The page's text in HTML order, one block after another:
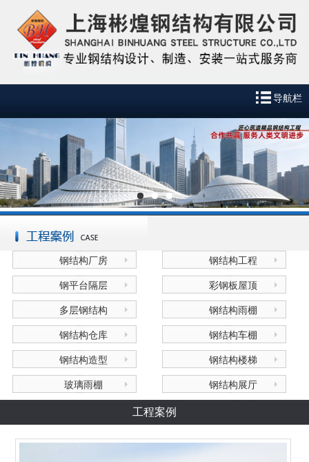
导航栏
钢结构厂房
钢结构工程
钢平台隔层
彩钢板屋顶
多层钢结构
钢结构雨棚
钢结构仓库
钢结构车棚
钢结构造型
钢结构楼梯
玻璃雨棚
钢结构展厅
工程案例